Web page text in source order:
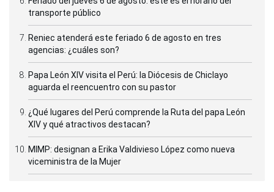
transporte público
Reniec atenderá este feriado 6 de agosto en tres
agencias: ¿cuáles son?
Papa León XIV visita el Perú: la Diócesis de Chiclayo
aguarda el reencuentro con su pastor
¿Qué lugares del Perú comprende la Ruta del papa León
XIV y qué atractivos destacan?
MIMP: designan a Erika Valdivieso López como nueva
viceministra de la Mujer